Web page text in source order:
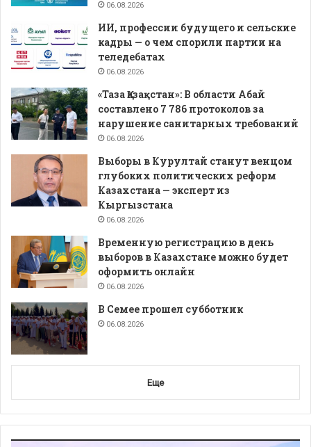
06.08.2026
ИИ, профессии будущего и сельские
кадры — о чем спорили партии на
теледебатах
06.08.2026
«Таза Қазақстан»: В области Абай
составлено 7 786 протоколов за
нарушение санитарных требований
06.08.2026
Выборы в Курултай станут венцом
глубоких политических реформ
Казахстана — эксперт из
Кыргызстана
06.08.2026
Временную регистрацию в день
выборов в Казахстане можно будет
оформить онлайн
06.08.2026
В Семее прошел субботник
06.08.2026
Еще